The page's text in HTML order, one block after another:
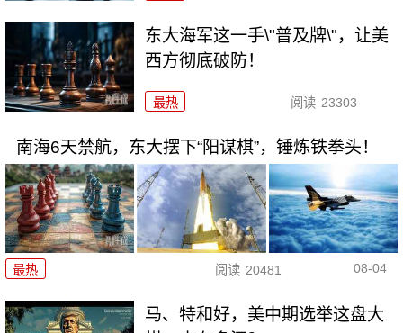
东大海军这一手\"普及牌\"，让美
西方彻底破防！
最热 阅读 23303
南海6天禁航，东大摆下“阳谋棋”，锤炼铁拳头！
最热 阅读 20481 08-04
马、特和好，美中期选举这盘大